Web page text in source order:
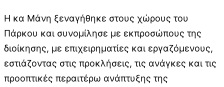
Η κα Μάνη ξεναγήθηκε στους χώρους του
Πάρκου και συνομίλησε με εκπροσώπους της
διοίκησης, με επιχειρηματίες και εργαζόμενους,
εστιάζοντας στις προκλήσεις, τις ανάγκες και τις
προοπτικές περαιτέρω ανάπτυξης της